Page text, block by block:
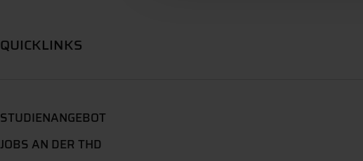
QUICKLINKS
STUDIENANGEBOT
JOBS AN DER THD